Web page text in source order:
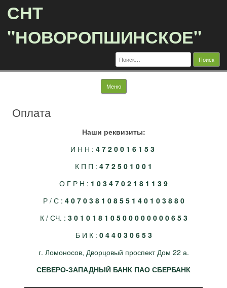
СНТ
"НОВОРОПШИНСКОЕ"
Найти:
Меню Перейти к содержимому
Оплата
Наши реквизиты:
И Н Н : 4 7 2 0 0 1 6 1 5 3
К П П : 4 7 2 5 0 1 0 0 1
О Г Р Н : 1 0 3 4 7 0 2 1 8 1 1 3 9
Р / С : 4 0 7 0 3 8 1 0 8 5 5 1 4 0 1 0 3 8 8 0
К / СЧ. : 3 0 1 0 1 8 1 0 5 0 0 0 0 0 0 0 0 6 5 3
Б И К : 0 4 4 0 3 0 6 5 3
г. Ломоносов, Дворцовый проспект Дом 22 а.
СЕВЕРО-ЗАПАДНЫЙ БАНК ПАО СБЕРБАНК